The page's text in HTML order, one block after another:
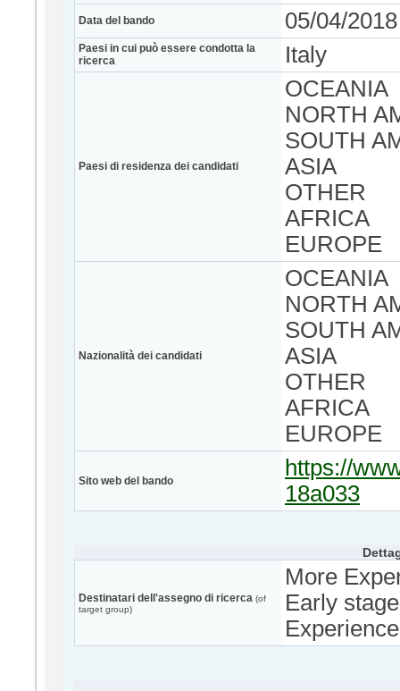
Data del bando 05/04/2018
Paesi in cui può essere condotta la
ricerca
Italy
Paesi di residenza dei candidati
OCEANIA
NORTH
SOUTH
ASIA
OTHER
AFRICA
EUROPE
Nazionalità dei candidati
OCEANIA
NORTH
SOUTH
ASIA
OTHER
AFRICA
EUROPE
Sito web del bando
https://
18a033
Destinatari dell'assegno di ricerca (of
target group)
More
Early